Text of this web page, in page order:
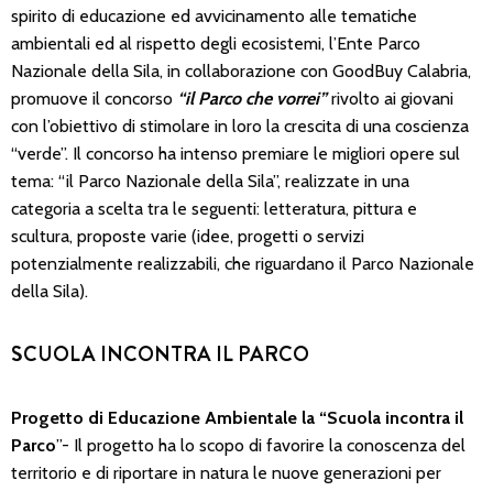
spirito di educazione ed avvicinamento alle tematiche
ambientali ed al rispetto degli ecosistemi, l’Ente Parco
Nazionale della Sila, in collaborazione con GoodBuy Calabria,
promuove il concorso “il Parco che vorrei”rivolto ai giovani
con l’obiettivo di stimolare in loro la crescita di una coscienza
“verde”. Il concorso ha intenso premiare le migliori opere sul
tema: “il Parco Nazionale della Sila”, realizzate in una
categoria a scelta tra le seguenti: letteratura, pittura e
scultura, proposte varie (idee, progetti o servizi
potenzialmente realizzabili, che riguardano il Parco Nazionale
della Sila).
SCUOLA INCONTRA IL PARCO
Progetto di Educazione Ambientale la “Scuola incontra il
Parco”- Il progetto ha lo scopo di favorire la conoscenza del
territorio e di riportare in natura le nuove generazioni per